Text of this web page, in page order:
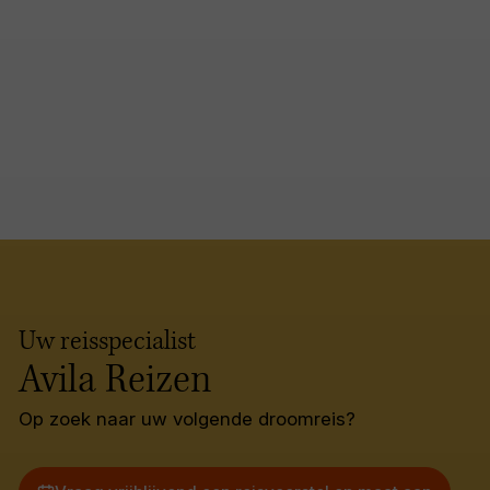
Uw reisspecialist
Avila Reizen
Op zoek naar uw volgende droomreis?